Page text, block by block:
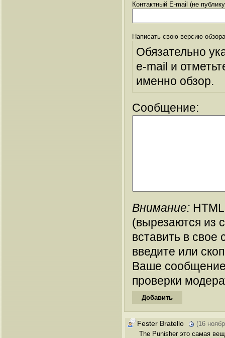
Контактный E-mail (не
Написать свою версию
Обязательно
e-mail и
именно обзор.
Сообщение:
Внимание:
(вырезаются из
вставить в
введите или
Ваше
проверки
Fester Bratello
(16
The Punisher это самая